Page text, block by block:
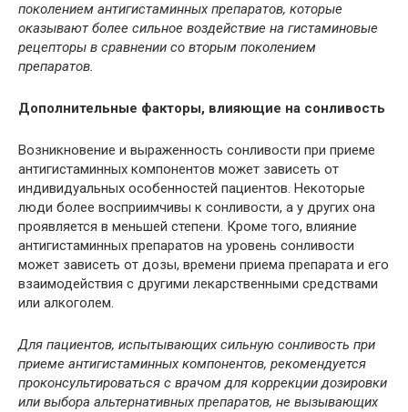
поколением антигистаминных препаратов, которые
оказывают более сильное воздействие на гистаминовые
рецепторы в сравнении со вторым поколением
препаратов.
Дополнительные факторы, влияющие на сонливость
Возникновение и выраженность сонливости при приеме
антигистаминных компонентов может зависеть от
индивидуальных особенностей пациентов. Некоторые
люди более восприимчивы к сонливости, а у других она
проявляется в меньшей степени. Кроме того, влияние
антигистаминных препаратов на уровень сонливости
может зависеть от дозы, времени приема препарата и его
взаимодействия с другими лекарственными средствами
или алкоголем.
Для пациентов, испытывающих сильную сонливость при
приеме антигистаминных компонентов, рекомендуется
проконсультироваться с врачом для коррекции дозировки
или выбора альтернативных препаратов, не вызывающих